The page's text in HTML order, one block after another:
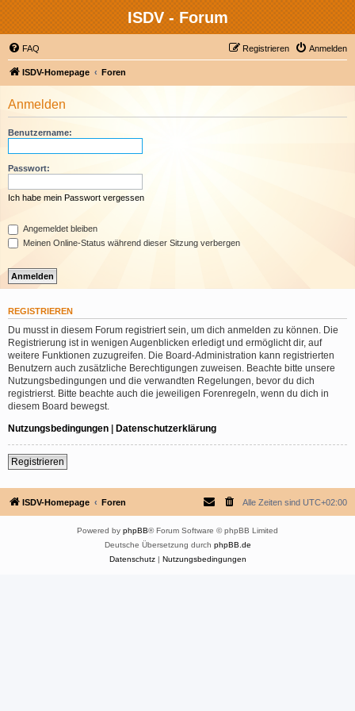
ISDV - Forum
FAQ Anmelden
Registrieren
ISDV-Homepage Foren
Anmelden
Benutzername:
Passwort:
Ich habe mein Passwort vergessen
Angemeldet bleiben
Meinen Online-Status während dieser Sitzung verbergen
REGISTRIEREN
Du musst in diesem Forum registriert sein, um dich anmelden zu können. Die
Registrierung ist in wenigen Augenblicken erledigt und ermöglicht dir, auf
weitere Funktionen zuzugreifen. Die Board-Administration kann registrierten
Benutzern auch zusätzliche Berechtigungen zuweisen. Beachte bitte unsere
Nutzungsbedingungen und die verwandten Regelungen, bevor du dich
registrierst. Bitte beachte auch die jeweiligen Forenregeln, wenn du dich in
diesem Board bewegst.
Nutzungsbedingungen | Datenschutzerklärung
Registrieren
ISDV-Homepage Foren Alle Zeiten sind UTC+02:00
Powered by phpBB® Forum Software © phpBB Limited
Deutsche Übersetzung durch phpBB.de
Datenschutz| Nutzungsbedingungen